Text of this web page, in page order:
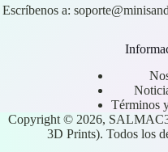
Escríbenos a:
Términos
Copyright © 2026,
3D Prints). Todos los